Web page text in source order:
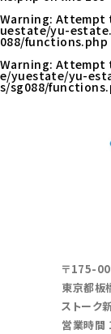
Warning: Attempt
uestate/yu-
088/functions.php
Warning: Attempt
e/yuestate/yu-
s/sg088/
〒175-
東京都板
ストーク
営業時間